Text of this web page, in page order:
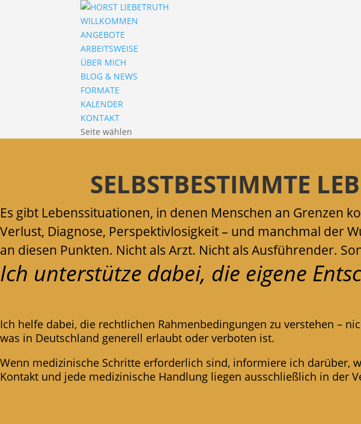
WILLKOMMEN
ANGEBOTE
ARBEITSWEISE
ÜBER MICH
BLOG & NEWS
FORMATE
KALENDER
KONTAKT
Seite wählen
SELBSTBESTIMMTE
Es gibt Lebenssituationen, in denen Menschen an Grenzen
Verlust, Diagnose, Perspektivlosigkeit – und manchmal der
an diesen Punkten. Nicht als Arzt. Nicht als Ausführender.
Ich unterstütze dabei, die eigene
Ich helfe dabei, die rechtlichen Rahmenbedingungen zu verstehen –
was in Deutschland generell erlaubt oder verboten ist.
Wenn medizinische Schritte erforderlich sind, informiere ich darüber,
Kontakt und jede medizinische Handlung liegen ausschließlich in der